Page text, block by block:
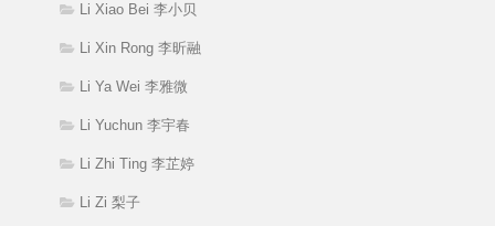
Li Xiao Bei 李小贝
Li Xin Rong 李昕融
Li Ya Wei 李雅微
Li Yuchun 李宇春
Li Zhi Ting 李芷婷
Li Zi 梨子